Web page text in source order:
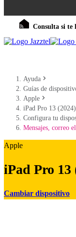
Consulta si te
Ayuda
Guías de
Apple
iPad Pro 13 (2024)
Configura tu
Mensajes, correo
Apple
iPad Pro 13
Cambiar dispositivo